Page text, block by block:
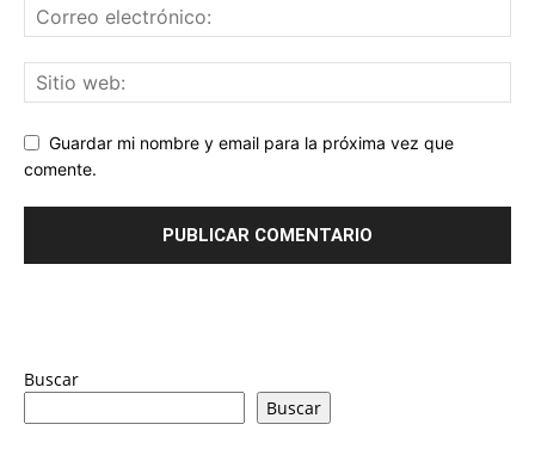
Guardar mi nombre y email para la próxima vez que
comente.
Buscar
Buscar